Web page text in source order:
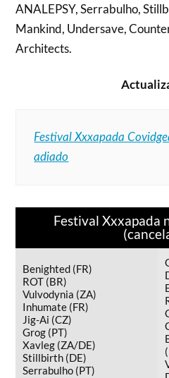
ANALEPSY, Serrabulho,
Mankind, Undersave,
Architects.
Festival Xxxapada
adiado
Festival Xxxapada
Benighted (FR)
ROT (BR)
Vulvodynia (ZA)
Inhumate (FR)
Jig-Ai (CZ)
Grog (PT)
Xavleg (ZA/DE)
Stillbirth (DE)
Serrabulho (PT)